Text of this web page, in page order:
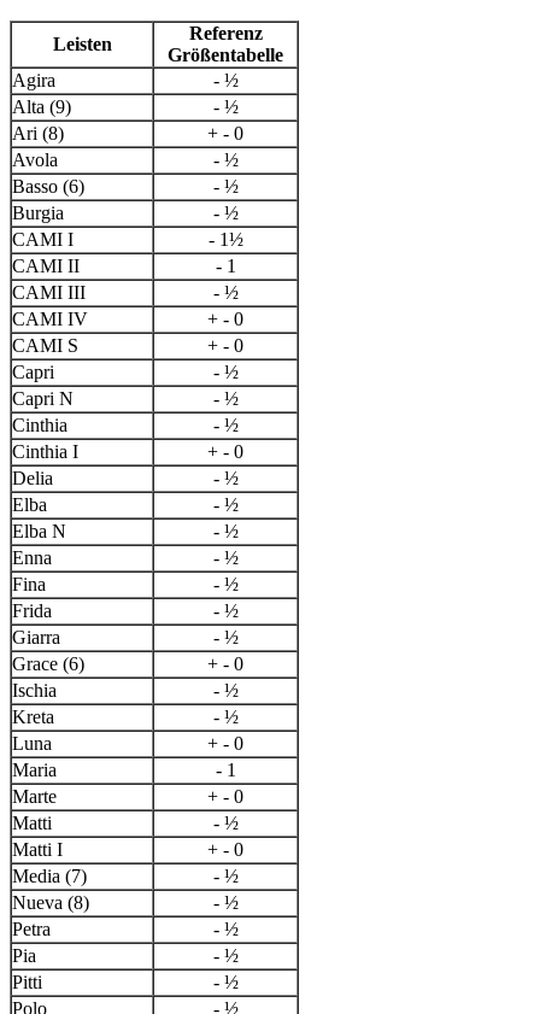
Leisten
Referenz
Größentabelle
Agira
- ½
Alta (9)
- ½
Ari (8)
+ - 0
Avola
- ½
Basso (6)
- ½
Burgia
- ½
CAMI I
- 1½
CAMI II
- 1
CAMI III
- ½
CAMI IV
+ - 0
CAMI S
+ - 0
Capri
- ½
Capri N
- ½
Cinthia
- ½
Cinthia I
+ - 0
Delia
- ½
Elba
- ½
Elba N
- ½
Enna
- ½
Fina
- ½
Frida
- ½
Giarra
- ½
Grace (6)
+ - 0
Ischia
- ½
Kreta
- ½
Luna
+ - 0
Maria
- 1
Marte
+ - 0
Matti
- ½
Matti I
+ - 0
Media (7)
- ½
Nueva (8)
- ½
Petra
- ½
Pia
- ½
Pitti
- ½
Polo
- ½